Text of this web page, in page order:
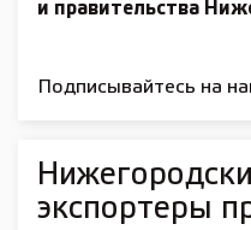
и правительства
Подписывайтесь на
экспортеры